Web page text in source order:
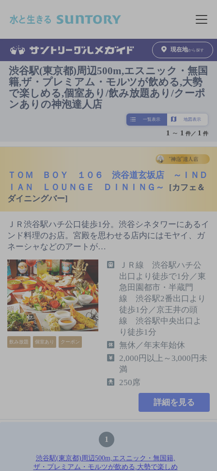
メニュ
現在地から探す
渋谷駅(東京都)周辺500m,エスニック・無国
籍,ザ・プレミアム・モルツが飲める,大勢
で楽しめる,個室あり/飲み放題あり/クーポ
ンありの神泡達人店
一覧表示 地図表示
1 ～ 1 件／ 1 件
ＴＯＭ ＢＯＹ １０６ 渋谷道玄坂店 ～ＩＮＤ
ＩＡＮ ＬＯＵＮＧＥ ＤＩＮＩＮＧ～
[カフェ＆
ダイニングバー]
ＪＲ渋谷駅ハチ公口徒歩1分。渋谷シネタワーにあるイ
ンド料理のお店。宮殿を思わせる店内にはモヤイ、ガ
ネーシャなどのアートが…
飲み放題 個室あり クーポン
ＪＲ線 渋谷駅ハチ公
出口より徒歩で1分／東
急田園都市・半蔵門
線 渋谷駅2番出口より
徒歩1分／京王井の頭
線 渋谷駅中央出口よ
り徒歩1分
無休／年末年始休
2,000円以上～3,000円未
満
250席
詳細を見る
1
渋谷駅(東京都)周辺500m,エスニック・無国籍,
ザ・プレミアム・モルツが飲める,大勢で楽しめ